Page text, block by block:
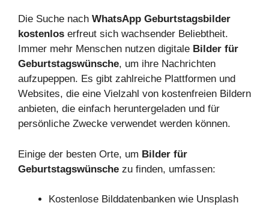
Die Suche nach WhatsApp Geburtstagsbilder
kostenlos erfreut sich wachsender Beliebtheit.
Immer mehr Menschen nutzen digitale Bilder für
Geburtstagswünsche, um ihre Nachrichten
aufzupeppen. Es gibt zahlreiche Plattformen und
Websites, die eine Vielzahl von kostenfreien Bildern
anbieten, die einfach heruntergeladen und für
persönliche Zwecke verwendet werden können.
Einige der besten Orte, um Bilder für
Geburtstagswünsche zu finden, umfassen:
Kostenlose Bilddatenbanken wie Unsplash